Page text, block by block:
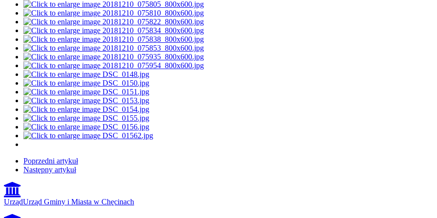
Poprzedni artykuł
Następny artykuł
UrządUrząd Gminy i Miasta w Chęcinach